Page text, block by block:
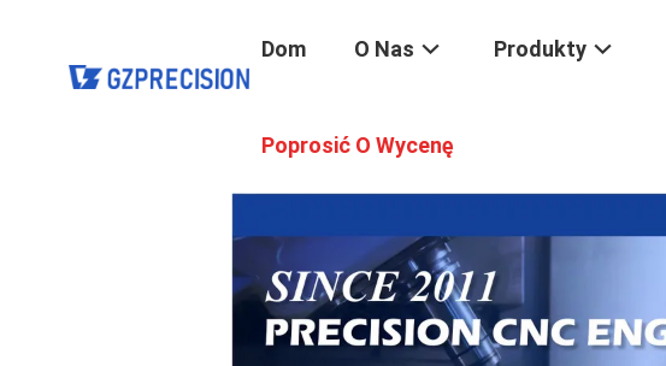
Dom O Nas Produkty
Poprosić O Wycenę